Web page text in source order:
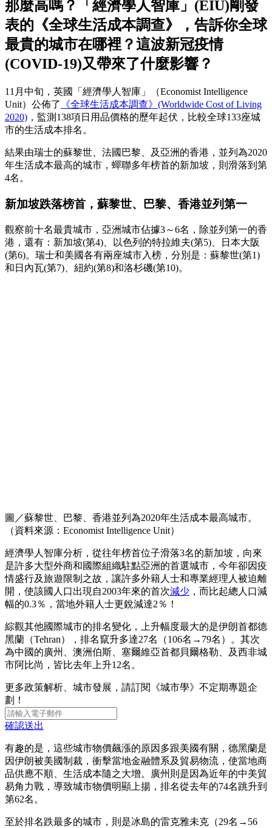
那麼高嗎？「經濟學人智庫」(EIU)剛發
表的《全球生活成本調查》，告訴你全球
最貴的城市在哪裡？這波新冠疫情
(COVID-19)又帶來了什麼影響？
11月中旬，英國「經濟學人智庫」（Economist Intelligence
Unit）公佈了
《全球生活成本調查》(Worldwide Cost of Living
2020) ，監測138項日用品價格的歷年起伏，比較全球133座城
市的生活成本排名。
結果由瑞士的蘇黎世、法國巴黎、及亞洲的香港，並列為2020
年生活成本最高的城市，蟬聯多年榜首的新加坡，則滑落到第
4名。
新加坡跌落榜首，蘇黎世、巴黎、香港並列第一
觀察前十名最貴城市，亞洲城市佔據3～6名，除並列第一的香
港，還有：新加坡(第4)、以色列的特拉維夫(第5)、日本大阪
(第6)。瑞士和美國各有兩座城市入榜，分別是：蘇黎世(第1)
和日內瓦(第7)、紐約(第8)和洛杉磯(第10)。
圖／蘇黎世、巴黎、香港並列為2020年生活成本最高城市。
（資料來源：Economist Intelligence Unit）
經濟學人智庫分析，從往年榜首位子滑落3名的新加坡，向來
是許多大型外商和國際組織駐點亞洲的首選城市，今年卻因疫
情盛行及旅遊限制之故，讓許多外籍人士和專業經理人被迫離
開，使該國人口出現自2003年來的首次減少 ，而比起總人口減
幅的0.3％，當地外籍人士更銳減達2％！
綜觀其他國際城市的排名變化，上升幅度最大的是伊朗首都德
黑蘭（Tehran），排名竄升多達27名（106名→79名）。其次
為中國的廣州、澳洲伯斯、塞爾維亞首都貝爾格勒、及西非城
市阿比尚，皆比去年上升12名。
更多政策解析、城市發展，請訂閱《城市學》不定期專題企
劃！
確認送出
有趣的是，這些城市物價飆漲的原因多跟美國有關，德黑蘭是
因伊朗被美國制裁，衝擊當地金融體系及貿易物流，使當地商
品供應不順、生活成本隨之大增。廣州則是因為近年的中美貿
易角力戰，導致城市物價明顯上揚，排名從去年的74名跳升到
第62名。
至於排名跌最多的城市，則是冰島的雷克雅未克（29名→56